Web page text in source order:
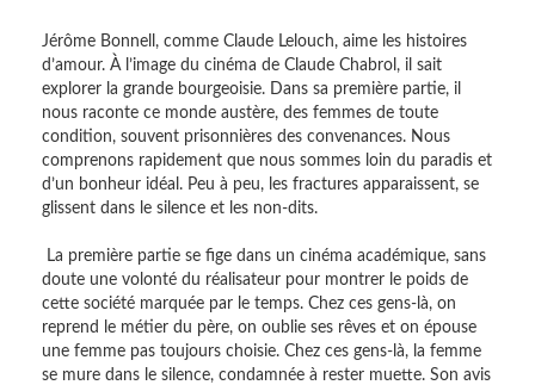
Jérôme Bonnell, comme Claude Lelouch, aime les histoires
d’amour. À l’image du cinéma de Claude Chabrol, il sait
explorer la grande bourgeoisie. Dans sa première partie, il
nous raconte ce monde austère, des femmes de toute
condition, souvent prisonnières des convenances. Nous
comprenons rapidement que nous sommes loin du paradis et
d’un bonheur idéal. Peu à peu, les fractures apparaissent, se
glissent dans le silence et les non-dits.
La première partie se fige dans un cinéma académique, sans
doute une volonté du réalisateur pour montrer le poids de
cette société marquée par le temps. Chez ces gens-là, on
reprend le métier du père, on oublie ses rêves et on épouse
une femme pas toujours choisie. Chez ces gens-là, la femme
se mure dans le silence, condamnée à rester muette. Son avis